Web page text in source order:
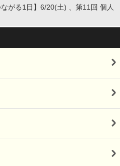
がる1日】6/20(土) 、第11回 個人